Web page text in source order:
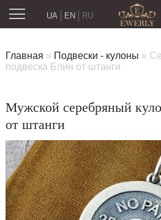
RU
UA EN
Главная » Подвески - кулоны »
подвеска Блин от штанги
Мужской серебряный
от штанги